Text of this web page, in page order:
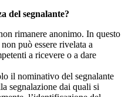
del segnalante?
rimanere anonimo. In questo
può essere rivelata a
a ricevere o a dare
il nominativo del segnalante
segnalazione dai quali si